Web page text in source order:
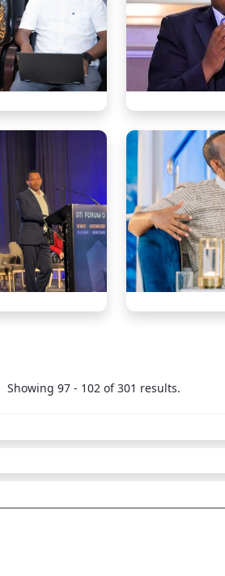
Showing 97 - 102 of 301 results.